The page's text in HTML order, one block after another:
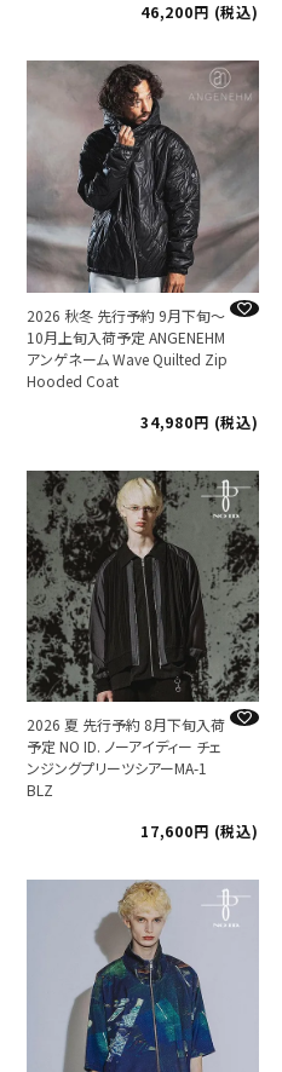
46,200 税込
2026 秋冬 先行予約 9月下旬～
10月上旬入荷予定 ANGENEHM
アンゲネーム Wave Quilted Zip
Hooded Coat
34,980
税込
2026 夏 先行予約 8月下旬入荷
予定 NO ID. ノーアイディー チェ
ンジングプリーツシアーMA-1
BLZ
17,600
税込